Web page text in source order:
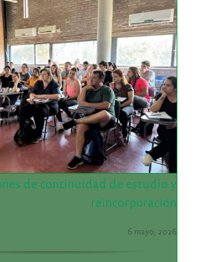
de continuidad de estudio y
reincorporación
6 mayo, 2026